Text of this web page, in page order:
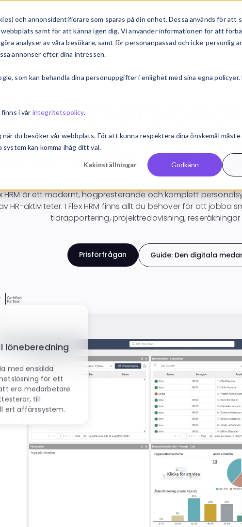
och annonsidentifierare som sparas på din enhet. Dessa används för att
samt för att känna igen dig. Vi använder informationen för att
analyser av våra besökare, samt för personanpassad och icke-personlig
annonser efter dina intressen.
som kan behandla dina personuppgifter i enlighet med sina egna policyer.
i vår integritetspolicy.
du besöker vår webbplats. För att kunna respektera dina önskemål måste
system kan komma ihåg ditt val.
Kakinställningar Godkänn
Om oss Vårt erbjudande Bransch & roll Kundcase
Startsida Lön & HRM Flex HRM
-
HRM är ett modernt, högpresterande och komplett
HR-aktiviteter. I Flex HRM finns allt du behöver för att jobba
tidrapportering, projektredovisning,
Prisförfrågan Guide: Den digitala
löneberedning
med enskilda
för ett
era medarbetare
till
ert affärssystem.